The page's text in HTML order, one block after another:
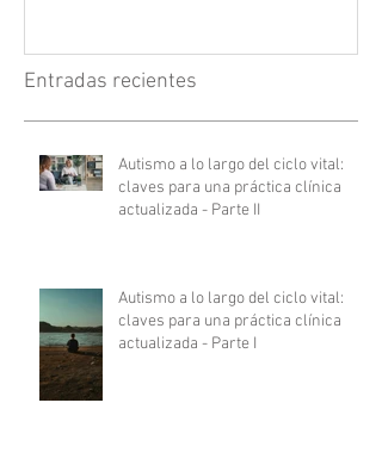
Entradas recientes
Autismo a lo largo del ciclo vital:
claves para una práctica clínica
actualizada - Parte II
Autismo a lo largo del ciclo vital:
claves para una práctica clínica
actualizada - Parte I